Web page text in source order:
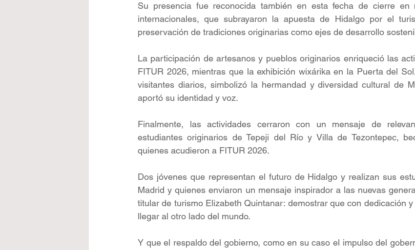
Su presencia fue reconocida también en esta fecha de cierre en
internacionales, que subrayaron la apuesta de Hidalgo por el
preservación de tradiciones originarias como ejes de desarrollo
La participación de artesanos y pueblos originarios enriqueció las
FITUR 2026, mientras que la exhibición wixárika en la Puerta del
visitantes diarios, simbolizó la hermandad y diversidad cultural de
aportó su identidad y voz.
Finalmente, las actividades cerraron con un mensaje de
estudiantes originarios de Tepeji del Río y Villa de Tezontepec,
quienes acudieron a FITUR 2026.
Dos jóvenes que representan el futuro de Hidalgo y realizan sus
Madrid y quienes enviaron un mensaje inspirador a las nuevas
titular de turismo Elizabeth Quintanar: demostrar que con dedicación
llegar al otro lado del mundo.
Y que el respaldo del gobierno, como en su caso el impulso del